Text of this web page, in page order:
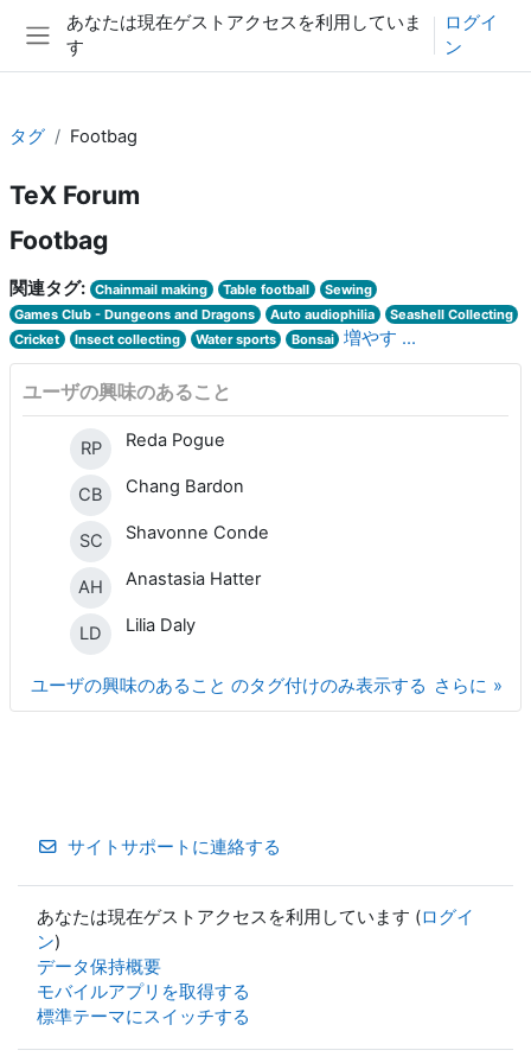
メインコンテンツへスキップする
サイドパネル
あなたは現在ゲストアクセスを利用していま
す
ログイ
ン
タグ Footbag
TeX Forum
Footbag
関連タグ: Chainmail making Table football
Sewing
Games Club - Dungeons and Dragons
Auto audiophilia
Seashell Collecting
Cricket
Insect collecting Water sports Bonsai 増やす ...
ユーザの興味のあること
RP Reda Pogue
CB Chang Bardon
SC Shavonne Conde
AH Anastasia Hatter
LD Lilia Daly
さらに
ユーザの興味のあること のタグ付けのみ表示する
サイトサポートに連絡する
あなたは現在ゲストアクセスを利用しています (ログイ
ン)
データ保持概要
モバイルアプリを取得する
標準テーマにスイッチする